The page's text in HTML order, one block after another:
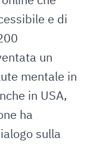
e di
un
mentale in
in USA,
ha
sulla